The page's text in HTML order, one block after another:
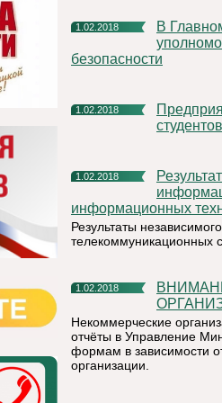
1.02.2018
В Главном управлении МЧС России по Коми прошли сборы
безопасности
1.02.2018
Предприятие «Боксит Тимана» приглашает школьников и
1.02.2018
Результаты независимого опроса населения с применением
информационных
Результаты
телекоммуникационных
1.02.2018
ВНИМАНИЮ РУКОВОДИТЕЛЕЙ НЕКОММЕРЧЕСКИХ
Некоммерческие
отчёты в Управление
формам в зависимости
организации.